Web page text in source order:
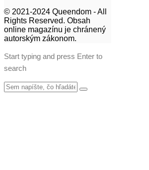
© 2021-2024 Queendom - All
Rights Reserved. Obsah
online magazínu je chránený
autorským zákonom.
Start typing and press Enter to
search